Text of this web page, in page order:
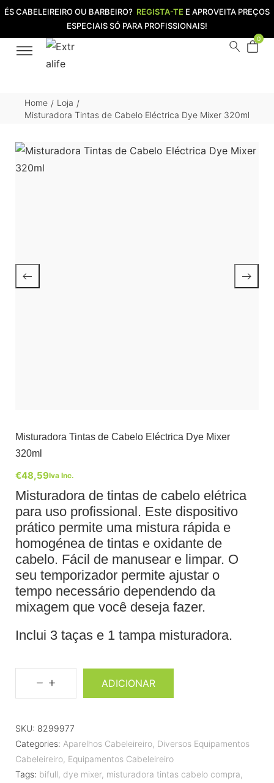
ÉS CABELEIREIRO OU BARBEIRO? REGISTA-TE E APROVEITA PREÇOS
ESPECIAIS SÓ PARA PROFISSIONAIS!
0
Home / Loja /
Misturadora Tintas de Cabelo Eléctrica Dye Mixer 320ml
Misturadora Tintas de Cabelo Eléctrica Dye Mixer
320ml
€48,59Iva Inc.
Misturadora de tintas de cabelo elétrica
para uso profissional. Este dispositivo
prático permite uma mistura rápida e
homogénea de tintas e oxidante de
cabelo. Fácil de manusear e limpar. O
seu temporizador permite ajustar o
tempo necessário dependendo da
mixagem que você deseja fazer.
Inclui 3 taças e 1 tampa misturadora.
ADICIONAR
SKU: 8299977
Categories: Aparelhos Cabeleireiro, Diversos Equipamentos
Cabeleireiro, Equipamentos Cabeleireiro
Tags: bifull, dye mixer, misturadora tintas cabelo compra,